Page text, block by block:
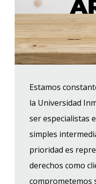
Estamos
la Universidad
ser especialistas
simples
prioridad es
derechos como
comprometemos